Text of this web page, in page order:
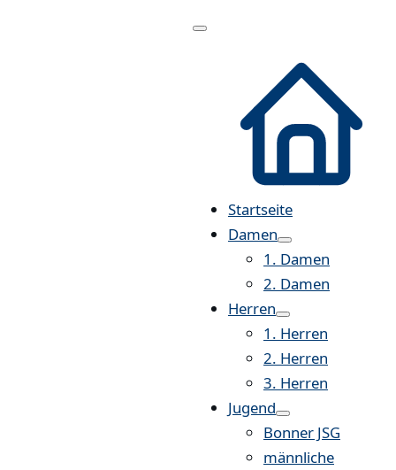
Menü
Startseite
Damen
1. Damen
2. Damen
Herren
1. Herren
2. Herren
3. Herren
Jugend
Bonner JSG
männliche